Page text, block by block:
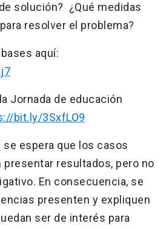
solución? ¿Qué medidas
resolver el problema?
aquí:
Jornada de educación
bit.ly/3SxfLO9
se espera que los casos
presentar resultados, pero no
En consecuencia, se
presenten y expliquen
ser de interés para